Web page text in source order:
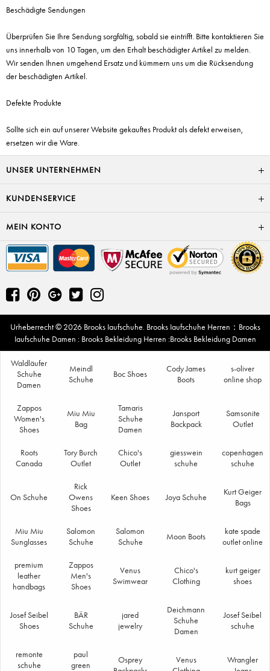
Beschädigte Sendungen
Überprüfen Sie Ihre Sendung sorgfältig, sobald sie eintrifft. Bitte kontaktieren Sie
uns innerhalb von 10 Tagen, um den Erhalt beschädigter Artikel zu melden.
Wir senden Ihnen umgehend Ersatz und kümmern uns um die Rücksendung
der beschädigten Artikel.
Defekte Produkte
Sollte sich ein auf unserer Website gekauftes Produkt als defekt erweisen,
ersetzen wir die Ware.
UNSER UNTERNEHMEN
KUNDENSERVICE
MEIN KONTO
Urheberrecht © 2026 Brooks Iaufschuhe. Brooks Iaufschuhe Herren ： Brooks
Iaufschuhe Damen : Brooks Bekleidung Herren :Brooks Bekleidung Damen
Waldläufer
Schuhe
Damen
Meindl
Schuhe
Boc Shoes
Cody James
Boots
s-oliver
online shop
Zappos
Women's
Shoes
Miu Miu
Bag
Tamaris
Schuhe
Damen
Jansport
Backpack
Samsonite
Outlet
Roots
Canada
Tory Burch
Outlet
Chico's
Outlet
giesswein
schuhe
copenhagen
schuhe
On Schuhe
Rick
Owens
Shoes
Keen Shoes Joya Schuhe
Kurt Geiger
Bags
Miu Miu
Sunglasses
Salomon
Schuhe
Salomon
Schuhe
Moon Boots
kate spade
outlet online
premium
leather
handbags
Zappos
Men's
Shoes
Venus
Swimwear
Chico's
Clothing
kurt geiger
shoes
Josef Seibel
Shoes
BÄR
Schuhe
jared
jewelry
Deichmann
Schuhe
Damen
Josef Seibel
schuhe
remonte
schuhe
paul
green
Osprey
Venus
Wrangler